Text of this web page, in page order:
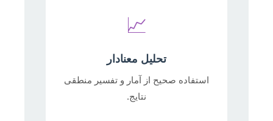
📈
تحلیل معنادار
استفاده صحیح از آمار و تفسیر منطقی
نتایج.